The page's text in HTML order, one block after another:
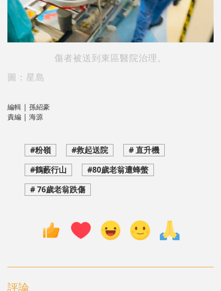
傷者被送到東區醫院治理。
圖：星島
編輯 | 孫紹豪
責編 | 海源
#粉嶺 #救起送院
# 直升機
#鶴藪行山
#80歲老翁遭蜂螫
# 76歲老翁跌傷
評論